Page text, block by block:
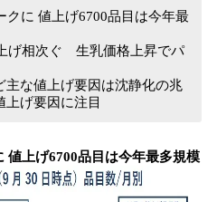
クに 値上げ6700品目は今年最
げ相次ぐ 生乳価格上昇でパ
主な値上げ要因は沈静化の兆
上げ要因に注目
値上げ6700品目は今年最多規模